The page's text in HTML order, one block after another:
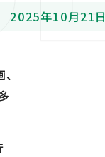
2025年10月21日